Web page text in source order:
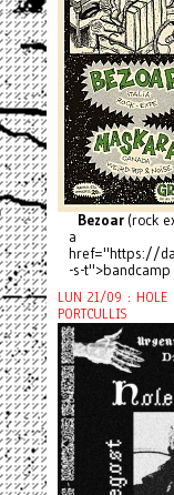
Bezoar(rock
a
href="https://
-s-t">bandcamp
LUN 21/09 : HOLE
PORTCULLIS